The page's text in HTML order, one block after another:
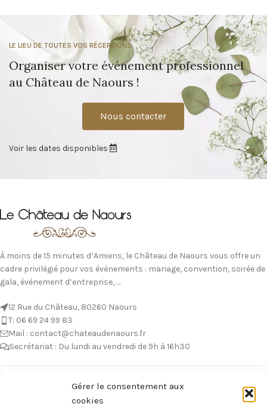
Gérer le consentement aux
cookies
LE LIEU DE TOUTES VOS RÉCEPTIONS
Organiser votre événement professionnel
au Château de Naours !
Nous contacter
Voir les dates disponibles
À moins de 15 minutes d’Amiens, le Château de Naours vous offre un
cadre privilégié pour vos événements : mariage, convention, soirée de
gala, événement d’entreprise, …
12 Rue du Château, 80260 Naours
T: 06 69 24 99 83
Mail : contact@chateaudenaours.fr
Secrétariat : Du lundi au vendredi de 9h à 16h30
Avant de nous écrire, n’hésitez pas à consulter notre FAQ, celle-ci est